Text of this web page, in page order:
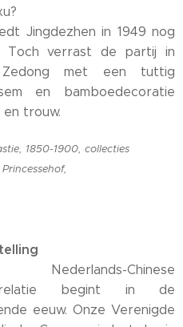
Jingdezhen in 1949 nog
Toch verrast de partij in
met een tuttig
en bamboedecoratie
trouw.
1850-1900, collecties
Princessehof,
Chinese
begint in de
eeuw. Onze Verenigde